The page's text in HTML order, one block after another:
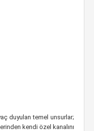
duyulan temel unsurlar;
kendi özel kanalını